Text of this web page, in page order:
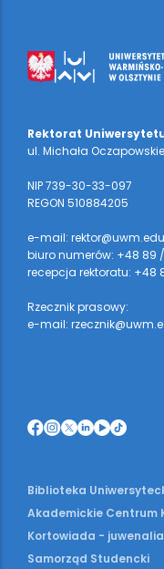
Rektorat
ul. Michała
NIP 739-30-33-097
REGON 510884205
e-mail:
biuro numerów: +48 89 /
recepcja rektoratu: +48
Rzecznik prasowy:
e-mail:
Biblioteka
Akademickie Centrum
Kortowiada - juwenalia
Samorząd Studencki